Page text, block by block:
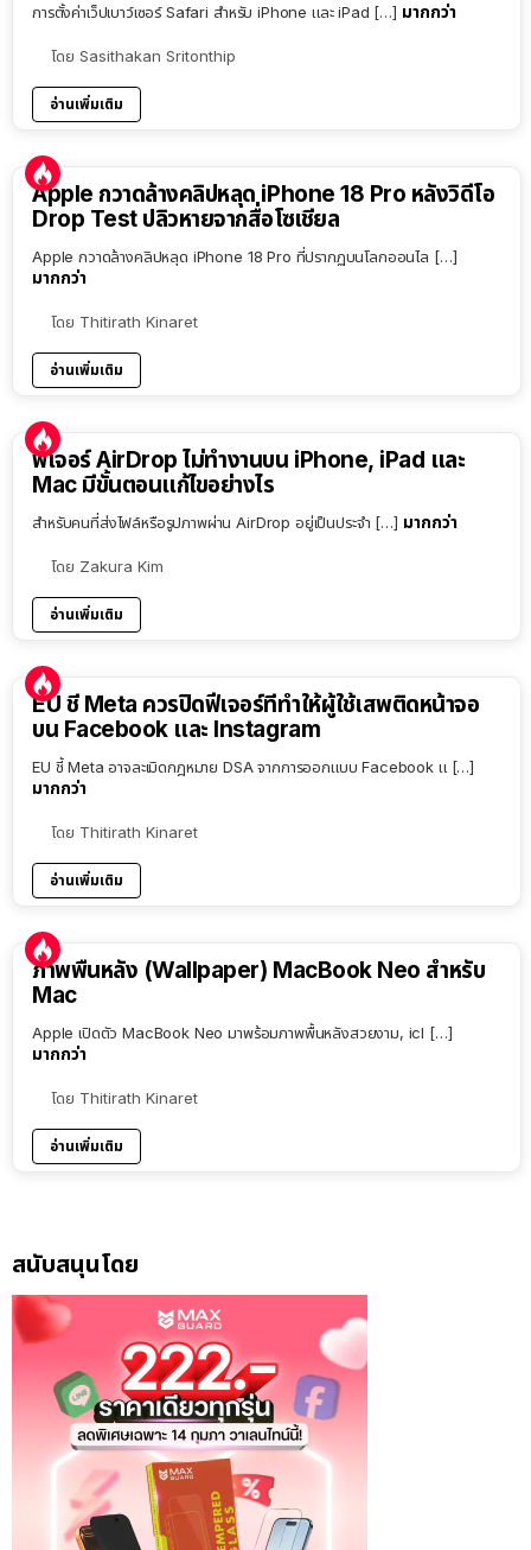
การตั้งค่าเว็ปเบาว์เซอร์ Safari สำหรับ iPhone และ iPad […] มากกว่า
โดย Sasithakan Sritonthip
อ่านเพิ่มเติม
Apple กวาดล้างคลิปหลุด iPhone 18 Pro หลังวิดีโอ
Drop Test ปลิวหายจากสื่อโซเชียล
Apple กวาดล้างคลิปหลุด iPhone 18 Pro ที่ปรากฏบนโลกออนไล […]
มากกว่า
โดย Thitirath Kinaret
อ่านเพิ่มเติม
ฟีเจอร์ AirDrop ไม่ทำงานบน iPhone, iPad และ
Mac มีขั้นตอนแก้ไขอย่างไร
สำหรับคนที่ส่งไฟล์หรือรูปภาพผ่าน AirDrop อยู่เป็นประจำ […] มากกว่า
โดย Zakura Kim
อ่านเพิ่มเติม
EU ชี้ Meta ควรปิดฟีเจอร์ที่ทำให้ผู้ใช้เสพติดหน้าจอ
บน Facebook และ Instagram
EU ชี้ Meta อาจละเมิดกฎหมาย DSA จากการออกแบบ Facebook แ […]
มากกว่า
โดย Thitirath Kinaret
อ่านเพิ่มเติม
ภาพพื้นหลัง (Wallpaper) MacBook Neo สำหรับ
Mac
Apple เปิดตัว MacBook Neo มาพร้อมภาพพื้นหลังสวยงาม, icl […]
มากกว่า
โดย Thitirath Kinaret
อ่านเพิ่มเติม
สนับสนุนโดย